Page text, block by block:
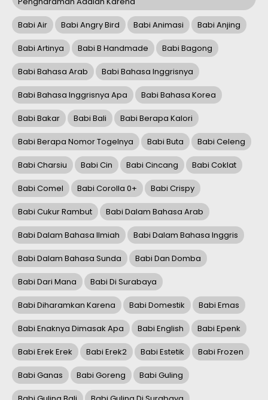
Babi Air Babi Angry Bird Babi Animasi Babi Anjing
Babi Artinya Babi B Handmade Babi Bagong
Babi Bahasa Arab Babi Bahasa Inggrisnya
Babi Bahasa Inggrisnya Apa Babi Bahasa Korea
Babi Bakar Babi Bali Babi Berapa Kalori
Babi Berapa Nomor Togelnya Babi Buta Babi Celeng
Babi Charsiu Babi Cin Babi Cincang Babi Coklat
Babi Comel Babi Corolla 0+ Babi Crispy
Babi Cukur Rambut Babi Dalam Bahasa Arab
Babi Dalam Bahasa Ilmiah Babi Dalam Bahasa Inggris
Babi Dalam Bahasa Sunda Babi Dan Domba
Babi Dari Mana Babi Di Surabaya
Babi Diharamkan Karena Babi Domestik Babi Emas
Babi Enaknya Dimasak Apa Babi English Babi Epenk
Babi Erek Erek Babi Erek2 Babi Estetik Babi Frozen
Babi Ganas Babi Goreng Babi Guling